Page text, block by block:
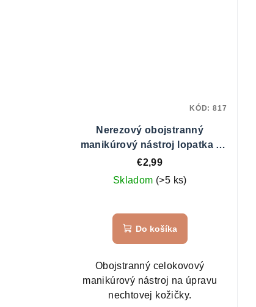
Nerezový obojstranný
manikúrový nástroj lopatka -
špička č.991615
€2,99
Skladom (>5 ks)
Do košíka
Obojstranný celokovový
manikúrový nástroj na úpravu
nechtovej kožičky.
KÓD:817